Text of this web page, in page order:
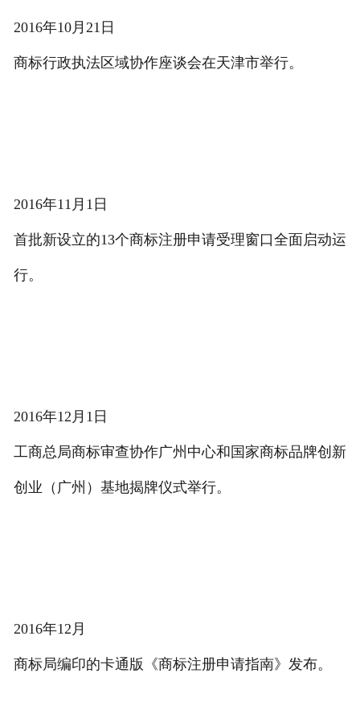
2016年10月21日
商标行政执法区域协作座谈会在天津市举行。
2016年11月1日
首批新设立的13个商标注册申请受理窗口全面启动运
行。
2016年12月1日
工商总局商标审查协作广州中心和国家商标品牌创新
创业（广州）基地揭牌仪式举行。
2016年12月
商标局编印的卡通版《商标注册申请指南》发布。